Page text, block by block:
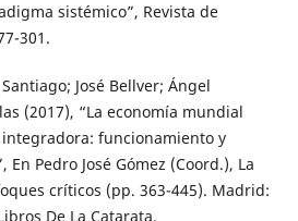
sistémico”, Revista de
301.
José Bellver; Ángel
(2017), “La economía mundial
funcionamiento y
Pedro José Gómez (Coord.), La
críticos (pp. 363-445). Madrid:
De La Catarata.